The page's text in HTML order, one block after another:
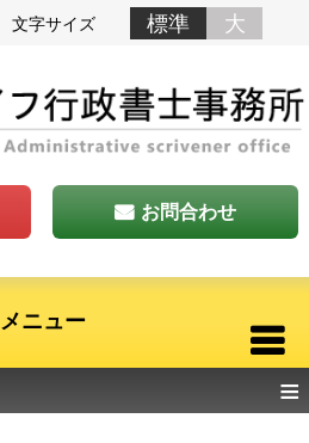
文字サイズ 標準 大
お問合わせ
メニュー
≡